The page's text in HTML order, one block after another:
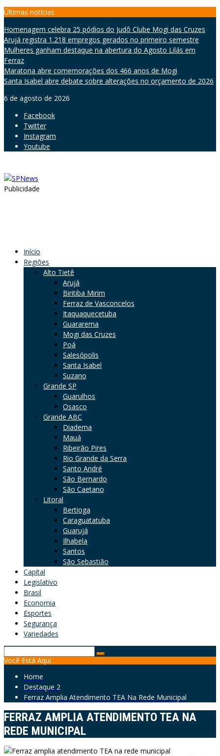
Skip
content
Últimas notícias
Homenagem celebra 25 pódios do Judô Clube Mogi das Cruzes
Arujá registra 1.218 empregos gerados no primeiro semestre
Mulheres ganham destaque na abertura do Agosto Lilás em
Ferraz
Maratona abre comemorações dos 466 anos de Mogi
Santa Isabel abre debate sobre alterações no orçamento de 2026
6 de agosto de 2026
Facebook
Twitter
Instagram
Youtube
Publicidade
Início
Regiões
Alto Tietê
Arujá
Biritiba Mirim
Ferraz de Vasconcelos
Itaquaquecetuba
Guararema
Mogi das Cruzes
Poá
Salesópolis
Santa Isabel
Suzano
Grande SP
Guarulhos
Osasco
Grande ABC
Diadema
Mauá
Ribeirão Pires
Rio Grande da Serra
Santo André
São Bernardo
São Caetano
Litoral
Bertioga
Caraguatatuba
Guarujá
Ilhabela
Santos
São Sebastião
Capital
Legislativo
Brasil
Economia
Esportes
Segurança
Variedades
for:
Você Está Aqui
Home
Destaque 2
Ferraz Amplia Atendimento TEA Na Rede Municipal
FERRAZ AMPLIA ATENDIMENTO TEA NA
REDE MUNICIPAL